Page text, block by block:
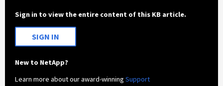
Sign in to view the entire content of this KB article.
SIGN IN
New to NetApp?
Learn more about our award-winningSupport